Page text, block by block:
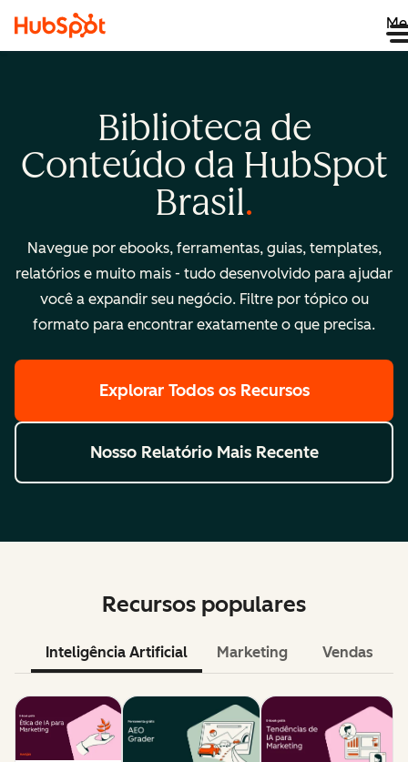
Biblioteca de
Conteúdo da HubSpot
Brasil
Navegue por ebooks, ferramentas, guias, templates,
relatórios e muito mais - tudo desenvolvido para ajudar
você a expandir seu negócio. Filtre por tópico ou
formato para encontrar exatamente o que precisa.
Explorar Todos os Recursos
Nosso Relatório Mais Recente
Recursos populares
Inteligência Artificial Marketing Vendas